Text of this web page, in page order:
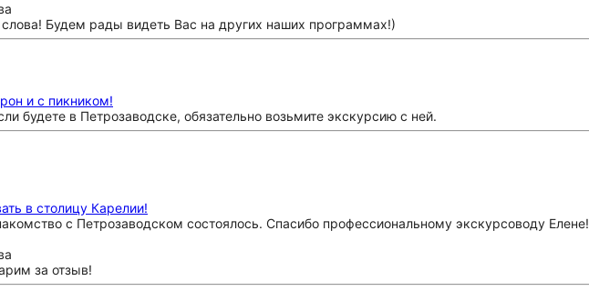
Будем рады видеть Вас на других наших программах!)
и с пикником!
будете в Петрозаводске, обязательно возьмите экскурсию с ней.
в столицу Карелии!
с Петрозаводском состоялось. Спасибо профессиональному экскурсоводу Елене!
за отзыв!